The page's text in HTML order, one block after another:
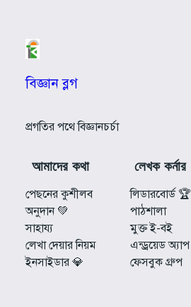
বিজ্ঞান ব্লগ
প্রগতির পথে বিজ্ঞানচর্চা
আমাদের কথা
পেছনের কুশীলব
অনুদান 💚
সাহায্য
লেখা দেয়ার নিয়ম
ইনসাইডার 💎
লেখক কর্নার
লিডারবোর্ড 🏆
পাঠশালা
মুক্ত ই-বই
এন্ড্রয়েড অ্যাপ
ফেসবুক গ্রুপ